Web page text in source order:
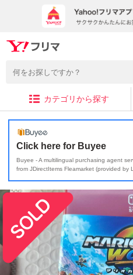
カテゴリから探す
Click here for Buyee
Buyee - A multilingual purchasing agent
from JDirectItems Fleamarket (provided by